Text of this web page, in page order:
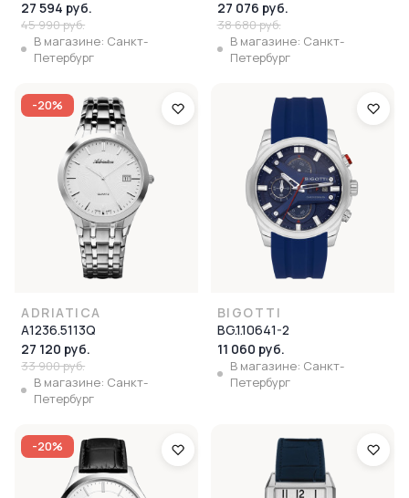
27 594 руб.
45 990 руб.
В магазине: Санкт-
Петербург
27 076 руб.
38 680 руб.
В магазине: Санкт-
Петербург
-20%
ADRIATICA
A1236.5113Q
27 120 руб.
33 900 руб.
В магазине: Санкт-
Петербург
BIGOTTI
BG.1.10641-2
11 060 руб.
В магазине: Санкт-
Петербург
-20%